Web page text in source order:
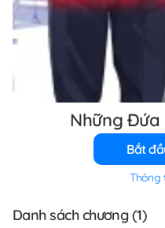
Những Đứa
Bắt
Thông
Danh sách chương (1)